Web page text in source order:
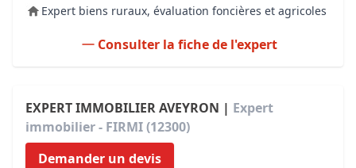
Expert biens ruraux, évaluation foncières et agricoles
Consulter la fiche de l'expert
EXPERT IMMOBILIER AVEYRON | Expert
immobilier - FIRMI (12300)
Demander un devis